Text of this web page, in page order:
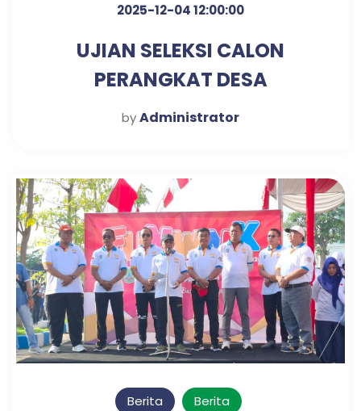
2025-12-04 12:00:00
UJIAN SELEKSI CALON
PERANGKAT DESA
KLAMPISREJO
byAdministrator
Berita Berita